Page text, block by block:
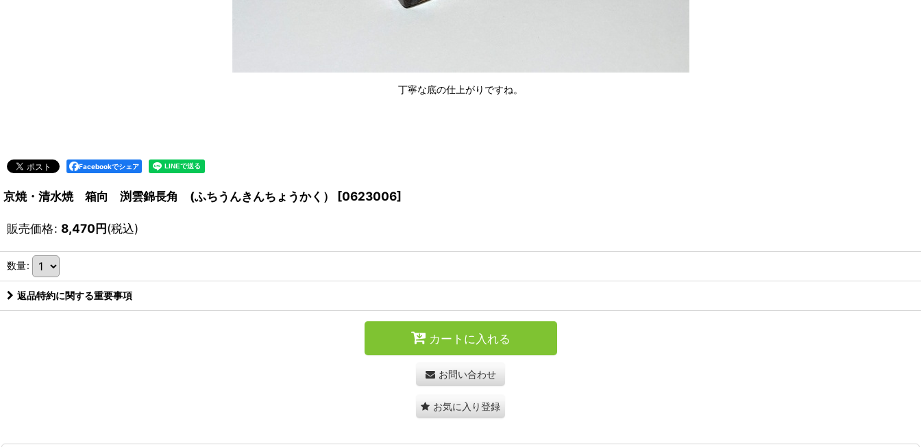
丁寧な底の仕上がりですね。
Facebookでシェア
京焼・清水焼 箱向 渕雲錦長角 (ふちうんきんちょうかく） [0623006]
販売価格: 8,470円(税込)
数量:
返品特約に関する重要事項
カートに入れる
お問い合わせ
お気に入り登録